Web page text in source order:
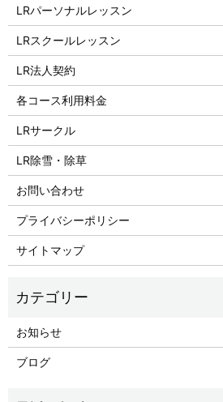
LRパーソナルレッスン
LRスクールレッスン
LR法人契約
各コース利用料金
LRサークル
LR除雪・除草
お問い合わせ
プライバシーポリシー
サイトマップ
お知らせ
ブログ